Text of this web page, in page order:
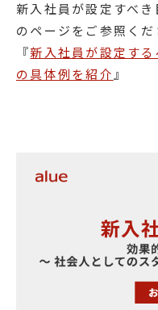
新入社員が設定すべ
のページをご参照くだ
『新入社員が設定す
の具体例を紹介』